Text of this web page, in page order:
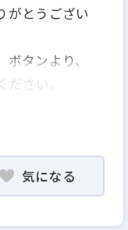
がとうござい
タンより、
さい。
気になる